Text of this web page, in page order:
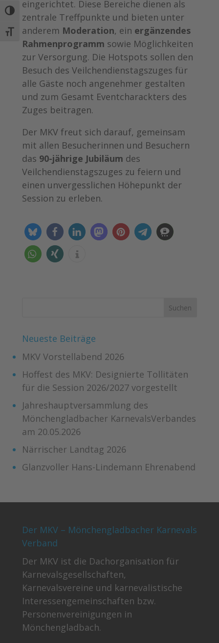
Umschalten auf hohe Kontraste
Schrift vergrößern
eingerichtet. Diese Bereiche dienen als
zentrale Treffpunkte und bieten unter
anderem Moderation, ein ergänzendes
Rahmenprogramm sowie Möglichkeiten
zur Versorgung. Die Hotspots sollen den
Besuch des Veilchendienstagszuges für
alle Gäste noch angenehmer gestalten
und zum Gesamt Eventcharackters des
Zuges beitragen.
Der MKV freut sich darauf, gemeinsam
mit allen Besucherinnen und Besuchern
das 90-jährige Jubiläum des
Veilchendienstagszuges zu feiern und
einen unvergesslichen Höhepunkt der
Session zu erleben.
Neueste Beiträge
MKV Vorstellabend 2026
Hoffest des MKV: Designierte Tollitäten
für die Session 2026/2027 vorgestellt
Jahreshauptversammlung des
Mönchengladbacher KarnevalsVerbandes
am 20.05.2026
Närrischer Landtag 2026
Glanzvoller Hans-Lindemann Ehrenabend
Der MKV – Mönchengladbacher Karnevals
Verband
Der MKV ist die Dachorganisation für
Karnevalsgesellschaften,
Karnevalsvereine und karnevalistische
Interessengemeinschaften bzw.
Personenvereinigungen in
Mönchengladbach.